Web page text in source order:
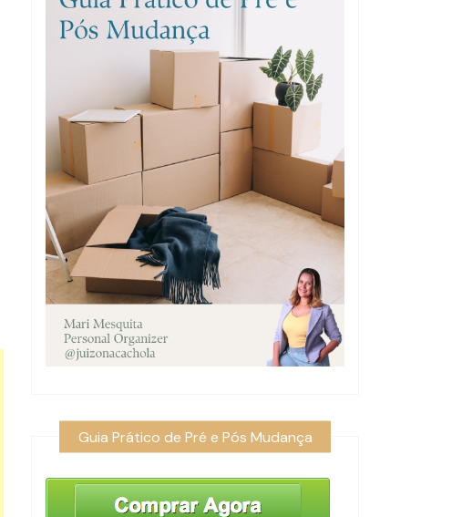
Guia Prático de Pré e Pós Mudança